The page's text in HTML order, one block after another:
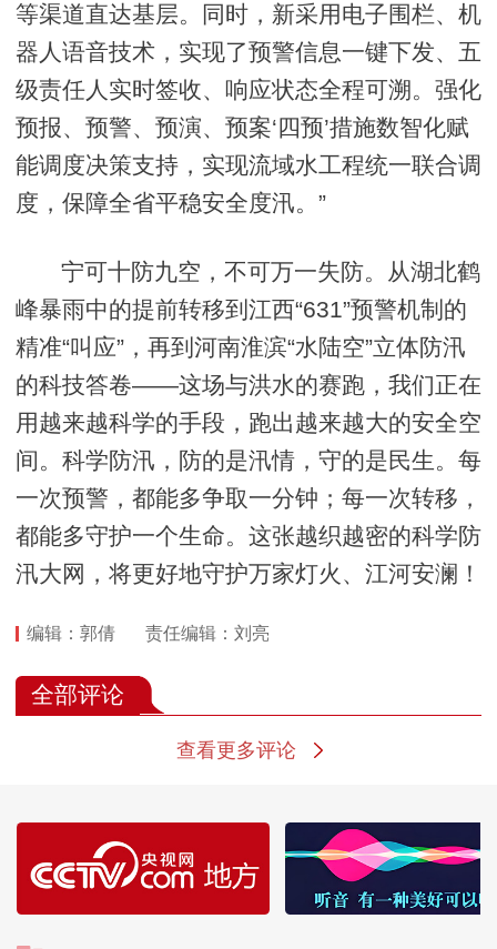
等渠道直达基层。同时，新采用电子围栏、机
器人语音技术，实现了预警信息一键下发、五
级责任人实时签收、响应状态全程可溯。强化
预报、预警、预演、预案‘四预’措施数智化赋
能调度决策支持，实现流域水工程统一联合调
度，保障全省平稳安全度汛。”
宁可十防九空，不可万一失防。从湖北鹤
峰暴雨中的提前转移到江西“631”预警机制的
精准“叫应”，再到河南淮滨“水陆空”立体防汛
的科技答卷——这场与洪水的赛跑，我们正在
用越来越科学的手段，跑出越来越大的安全空
间。科学防汛，防的是汛情，守的是民生。每
一次预警，都能多争取一分钟；每一次转移，
都能多守护一个生命。这张越织越密的科学防
汛大网，将更好地守护万家灯火、江河安澜！
编辑：郭倩 责任编辑：刘亮
全部评论
查看更多评论